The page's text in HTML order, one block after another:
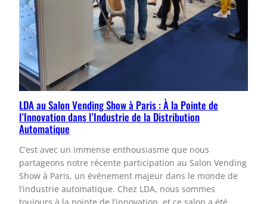
LDA au Salon Vending Show à Paris : À la Pointe de
l’Innovation dans l’Industrie de la Distribution
Automatique
C’est avec un immense enthousiasme que nous
partageons notre récente participation au Salon Vending
Show à Paris, un événement majeur dans le monde de
l’industrie automatique. Chez LDA, nous sommes